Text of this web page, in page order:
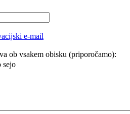
e-mail
ob vsakem obisku (priporočamo):
sejo